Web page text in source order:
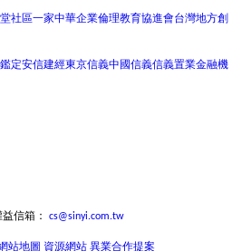
黃琡珺
社區一家中華企業倫理教育協進會台灣地方創
定安信建經東京信義中國信義信義置業金融機
信箱： cs@sinyi.com.tw
站地圖 資源網站 異業合作提案